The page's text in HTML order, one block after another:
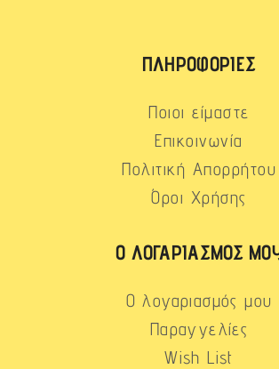
ΠΛΗΡΟΦΟΡΊΕΣ
Ποιοι είμαστε
Επικοινωνία
Πολιτική Απορρήτου
Όροι Χρήσης
Ο ΛΟΓΑΡΙΑΣΜΌΣ
Ο λογαριασμός μου
Παραγγελίες
Wish List